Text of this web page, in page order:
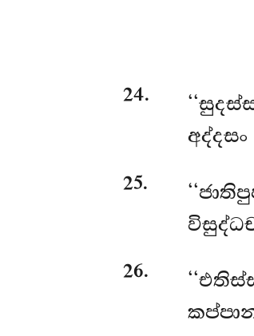
24.
25.
26.